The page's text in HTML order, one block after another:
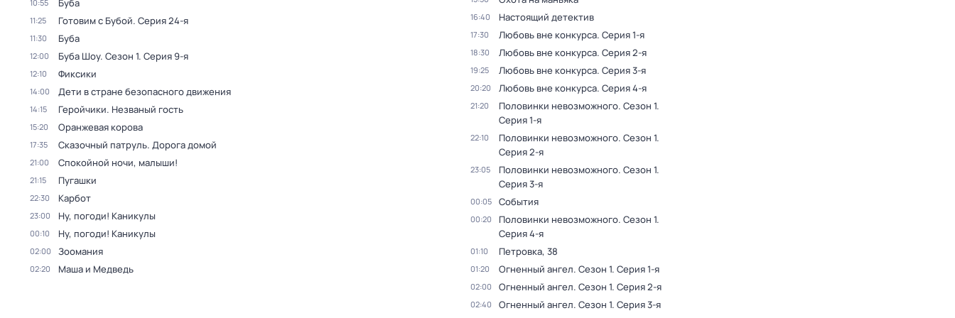
10:55 Буба
11:25 Готовим с Бубой. Серия 24-я
11:30 Буба
12:00 Буба Шоу. Сезон 1. Серия 9-я
12:10 Фиксики
14:00 Дети в стране безопасного движения
14:15 Геройчики. Незваный гость
15:20 Оранжевая корова
17:35 Сказочный патруль. Дорога домой
21:00 Спокойной ночи, малыши!
21:15 Пугашки
22:30 Карбот
23:00 Ну, погоди! Каникулы
00:10 Ну, погоди! Каникулы
02:00 Зоомания
02:20 Маша и Медведь
16:40 Настоящий детектив
17:30 Любовь вне конкурса. Серия 1-я
18:30 Любовь вне конкурса. Серия 2-я
19:25 Любовь вне конкурса. Серия 3-я
20:20 Любовь вне конкурса. Серия 4-я
21:20 Половинки невозможного. Сезон 1.
Серия 1-я
22:10 Половинки невозможного. Сезон 1.
Серия 2-я
23:05 Половинки невозможного. Сезон 1.
Серия 3-я
00:05 События
00:20 Половинки невозможного. Сезон 1.
Серия 4-я
01:10 Петровка, 38
01:20 Огненный ангел. Сезон 1. Серия 1-я
02:00 Огненный ангел. Сезон 1. Серия 2-я
02:40 Огненный ангел. Сезон 1. Серия 3-я